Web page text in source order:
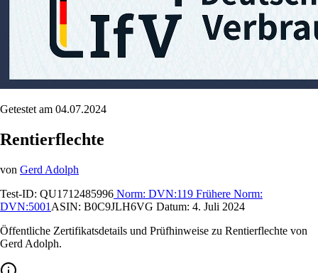
Getestet am 04.07.2024
Rentierflechte
von Gerd Adolph
Test-ID: QU1712485996 Norm: DVN:119 Frühere Norm:
DVN:5001 ASIN: B0C9JLH6VG Datum: 4. Juli 2024
Öffentliche Zertifikatsdetails und Prüfhinweise zu Rentierflechte von
Gerd Adolph.